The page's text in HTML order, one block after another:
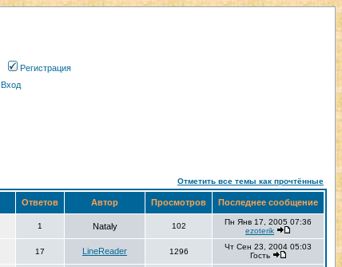
Регистрация
Вход
Отметить все темы как прочтённые
Ответов Автор Просмотров Последнее сообщение
1 Nataly 102
Пн Янв 17, 2005 07:36
ezoterik
17 LineReader 1296
Чт Сен 23, 2004 05:03
Гость